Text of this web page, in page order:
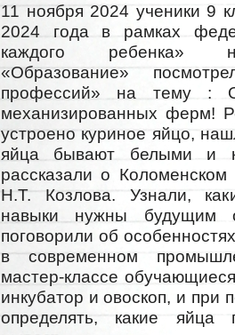
11 ноября 2024 ученики 9
2024 года в рамках
каждого ребенка»
«Образование»
профессий» на тему :
механизированных ферм!
устроено куриное яйцо,
яйца бывают белыми и
рассказали о
Н.Т. Козлова. Узнали,
навыки нужны будущим
поговорили об
в современном
мастер-классе
инкубатор и овоскоп, и при
определять, какие яйца